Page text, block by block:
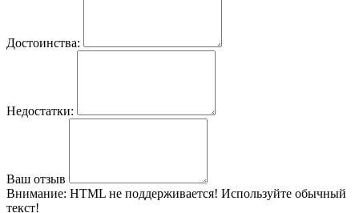
Достоинства:
Недостатки:
Ваш отзыв
Внимание: HTML не поддерживается! Используйте обычный
текст!